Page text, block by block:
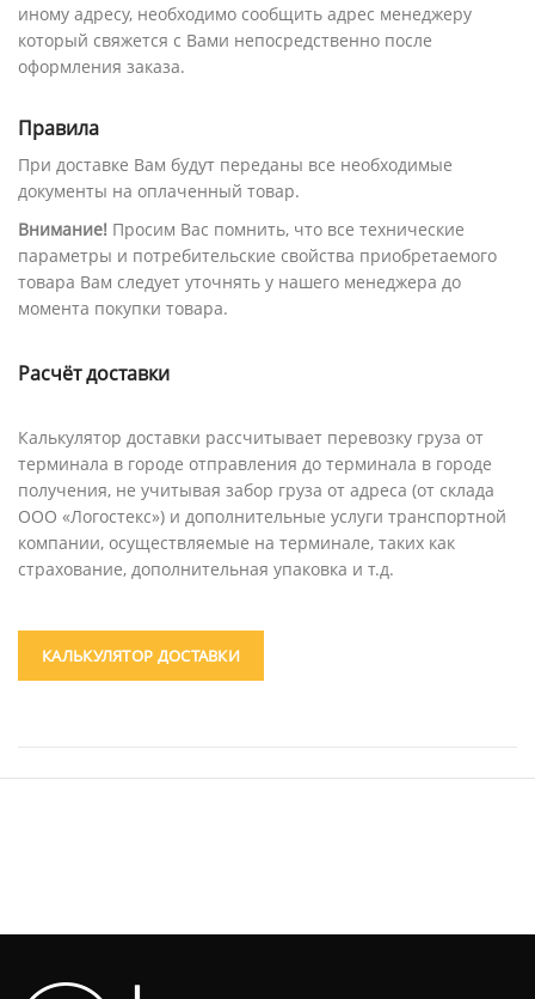
иному адресу, необходимо сообщить адрес менеджеру
который свяжется с Вами непосредственно после
оформления заказа.
Правила
При доставке Вам будут переданы все необходимые
документы на оплаченный товар.
Внимание! Просим Вас помнить, что все технические
параметры и потребительские свойства приобретаемого
товара Вам следует уточнять у нашего менеджера до
момента покупки товара.
Расчёт доставки
Калькулятор доставки рассчитывает перевозку груза от
терминала в городе отправления до терминала в городе
получения, не учитывая забор груза от адреса (от склада
ООО «Логостекс») и дополнительные услуги транспортной
компании, осуществляемые на терминале, таких как
страхование, дополнительная упаковка и т.д.
КАЛЬКУЛЯТОР ДОСТАВКИ